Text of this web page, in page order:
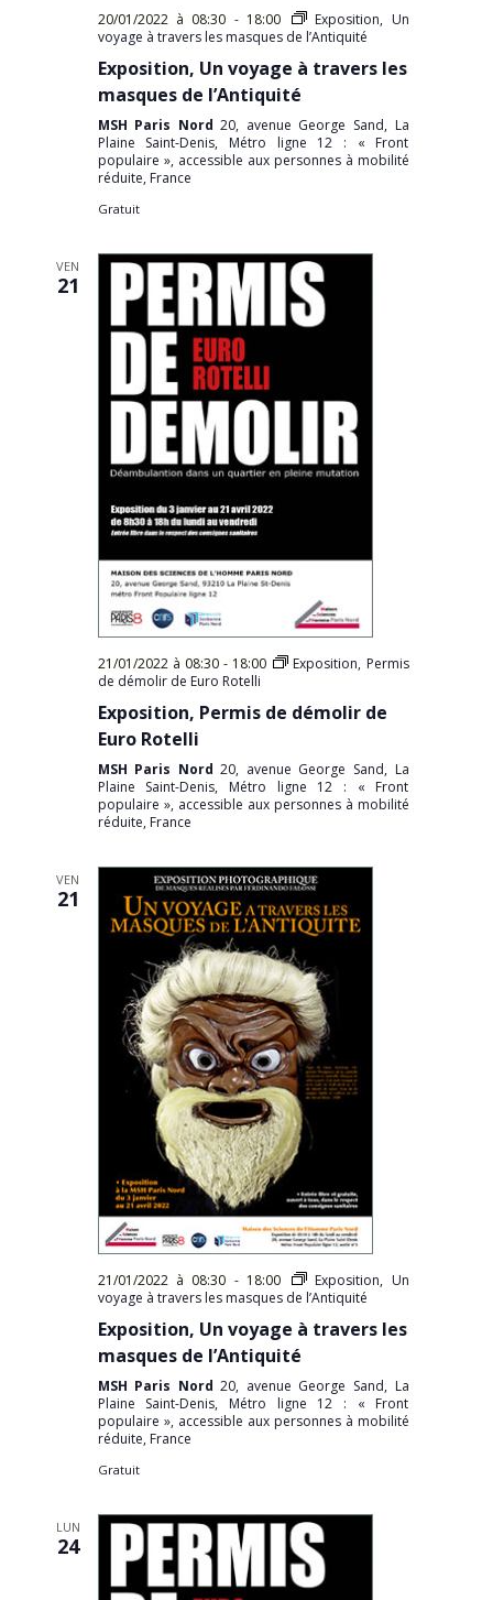
20/01/2022 à 08:30 - 18:00
Exposition, Un
voyage à travers les masques de l’Antiquité
Exposition, Un voyage à travers les
masques de l’Antiquité
MSH Paris Nord20, avenue George Sand, La
Plaine Saint-Denis, Métro ligne 12 : « Front
populaire », accessible aux personnes à mobilité
réduite, France
Gratuit
VEN
21
21/01/2022 à 08:30- 18:00
Exposition, Permis
de démolir de Euro Rotelli
Exposition, Permis de démolir de
Euro Rotelli
MSH Paris Nord20, avenue George Sand, La
Plaine Saint-Denis, Métro ligne 12 : « Front
populaire », accessible aux personnes à mobilité
réduite, France
VEN
21
21/01/2022 à 08:30 - 18:00
Exposition, Un
voyage à travers les masques de l’Antiquité
Exposition, Un voyage à travers les
masques de l’Antiquité
MSH Paris Nord20, avenue George Sand, La
Plaine Saint-Denis, Métro ligne 12 : « Front
populaire », accessible aux personnes à mobilité
réduite, France
Gratuit
LUN
24